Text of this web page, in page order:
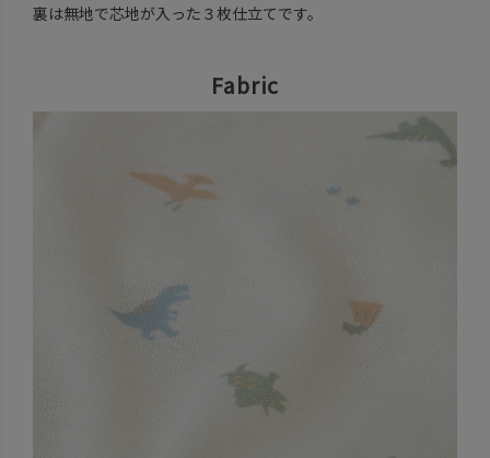
裏は無地で芯地が入った３枚仕立てです。
Fabric